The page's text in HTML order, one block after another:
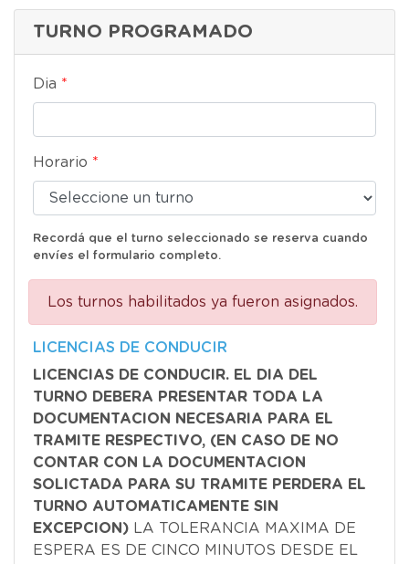
TURNO PROGRAMADO
Dia *
Horario *
Recordá que el turno seleccionado se reserva cuando
envíes el formulario completo.
Los turnos habilitados ya fueron asignados.
LICENCIAS DE CONDUCIR
LICENCIAS DE CONDUCIR. EL DIA DEL
TURNO DEBERA PRESENTAR TODA LA
DOCUMENTACION NECESARIA PARA EL
TRAMITE RESPECTIVO, (EN CASO DE NO
CONTAR CON LA DOCUMENTACION
SOLICTADA PARA SU TRAMITE PERDERA EL
TURNO AUTOMATICAMENTE SIN
EXCEPCION) LA TOLERANCIA MAXIMA DE
ESPERA ES DE CINCO MINUTOS DESDE EL